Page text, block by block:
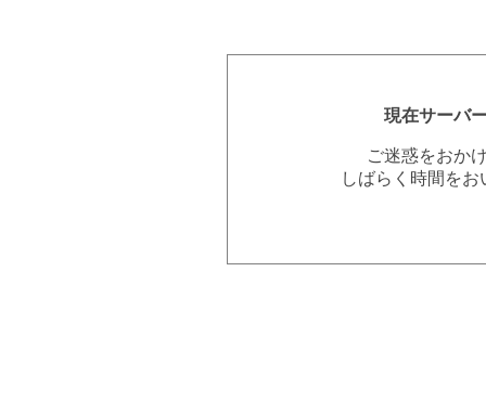
現在サーバ
ご迷惑をおか
しばらく時間を